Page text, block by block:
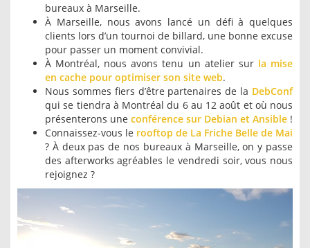
bureaux à Marseille.
À Marseille, nous avons lancé un défi à quelques
clients lors d’un tournoi de billard, une bonne excuse
pour passer un moment convivial.
À Montréal, nous avons tenu un atelier sur la mise
en cache pour optimiser son site web.
Nous sommes fiers d’être partenaires de la DebConf
qui se tiendra à Montréal du 6 au 12 août et où nous
présenterons une conférence sur Debian et Ansible !
Connaissez-vous le rooftop de La Friche Belle de Mai
? À deux pas de nos bureaux à Marseille, on y passe
des afterworks agréables le vendredi soir, vous nous
rejoignez ?